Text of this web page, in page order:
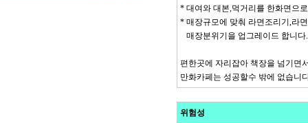
* 대여와 대본,먹거리를 한화면으
* 매장규모에 맞춰 라면조리기,라
매장분위기을 업그레이드 합니다.
편한곳에 자리잡아 책장을 넘기면
만화카페는 성공할수 밖에 없습니
위험성